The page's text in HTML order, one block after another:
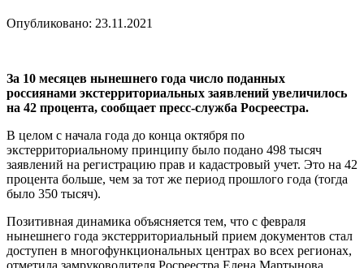
Опубликовано: 23.11.2021
За 10 месяцев нынешнего года число поданных
россиянами экстерриториальных заявлений увеличилось
на 42 процента, сообщает пресс-служба Росреестра.
В целом с начала года до конца октября по
экстерриториальному принципу было подано 498 тысяч
заявлений на регистрацию прав и кадастровый учет. Это на 42
процента больше, чем за тот же период прошлого года (тогда
было 350 тысяч).
Позитивная динамика объясняется тем, что с февраля
нынешнего года экстерриториальный прием документов стал
доступен в многофункциональных центрах во всех регионах,
отметила замруководителя Росреестра Елена Мартынова.